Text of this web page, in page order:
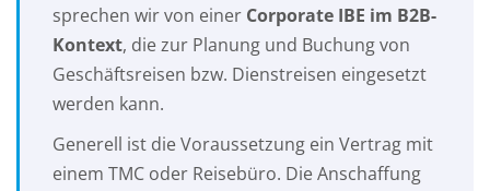
sprechen wir von einer Corporate IBE im B2B-
Kontext, die zur Planung und Buchung von
Geschäftsreisen bzw. Dienstreisen eingesetzt
werden kann.
Generell ist die Voraussetzung ein Vertrag mit
einem TMC oder Reisebüro. Die Anschaffung